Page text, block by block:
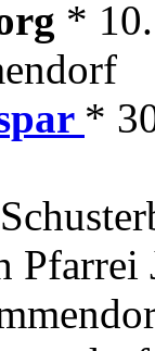
*
*
Pfarrei